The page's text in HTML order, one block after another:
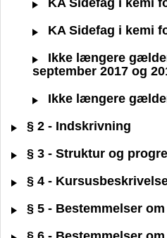
KA Sidefag i kemi
KA Sidefag i kemi
Ikke længere
september 2017 og
Ikke længere
§ 2 - Indskrivning
§ 3 - Struktur og
§ 4 -
§ 5 - Bestemmelser